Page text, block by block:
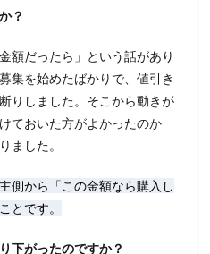
？
額だったら」という話があり
集を始めたばかりで、値引き
りしました。そこから動きが
ておいた方がよかったのか
ました。
側から「この金額なら購入し
とです。
下がったのですか？